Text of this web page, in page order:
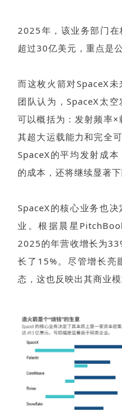
2025年，该业务部门在
超过30亿美元，重点是
而这枚火箭对SpaceX
团队认为，SpaceX太
可以概括为：发射频率
其超大运载能力和完全
SpaceX的平均发射成
的成本，还将继续显著下
SpaceX的核心业务也
业。根据晨星
2025的年营收增长为
长了15%。尽管增长亮
态，这也反映出其商业模